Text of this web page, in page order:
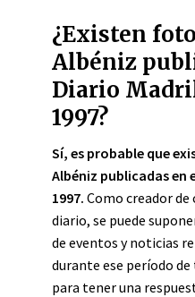
¿Existen
Albéniz
Diario
1997?
Sí, es probable que
Albéniz publicadas en
1997. Como creador
diario, se puede
de eventos y noticias
durante ese período
para tener una